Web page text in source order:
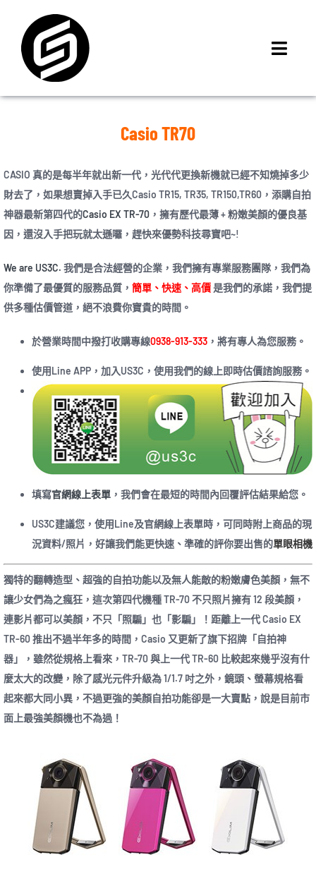
content
iPhone 回收價
線上商城
3C租賃
最新資訊
聯絡我們
Casio TR70
CASIO 真的是每半年就出新一代，光代代更換新機就已經不知燒掉多少
財去了，如果想賣掉入手已久Casio TR15, TR35, TR150,TR60，添購自拍
神器最新第四代的Casio EX TR-70 ，擁有歷代最薄 + 粉嫩美顏的優良基
因，還沒入手把玩就太遜囉，趕快來優勢科技尋寶吧~!
We are US3C. 我們是合法經營的企業，我們擁有專業服務團隊，我們為
你準備了最優質的服務品質， 簡單、快速、高價是我們的承諾，我們提
供多種估價管道，絕不浪費你寶貴的時間。
於營業時間中撥打收購專線0938-913-333 ，將有專人為您服務。
使用Line APP，加入US3C，使用我們的線上即時估價諮詢服務。
填寫官網線上表單 ，我們會在最短的時間內回覆評估結果給您。
US3C建議您，使用Line及官網線上表單時，可同時附上商品的現
況資料/照片，好讓我們能更快速、準確的評你要出售的單眼相機
獨特的翻轉造型、超強的自拍功能以及無人能敵的粉嫩膚色美顏，無不
讓少女們為之瘋狂，這次第四代機種 TR-70 不只照片擁有 12 段美顏，
連影片都可以美顏，不只「照騙」也「影騙」！距離上一代 Casio EX
TR-60 推出不過半年多的時間，Casio 又更新了旗下招牌「自拍神
器」，雖然從規格上看來，TR-70 與上一代 TR-60 比較起來幾乎沒有什
麼太大的改變，除了感光元件升級為 1/1.7 吋之外，鏡頭、螢幕規格看
起來都大同小異，不過更強的美顏自拍功能卻是一大賣點，說是目前市
面上最強美顏機也不為過！